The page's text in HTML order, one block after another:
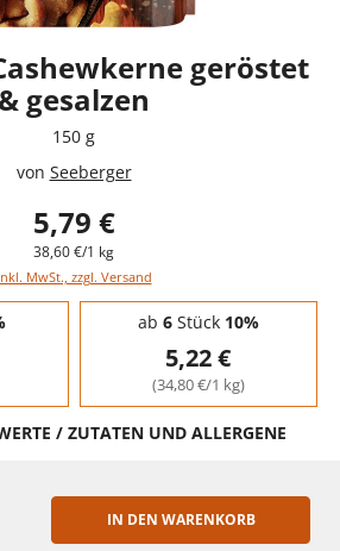
geröstet
& gesalzen
150 g
von Seeberger
5,79 €
38,60 €/1 kg
MwSt., zzgl. Versand
ab 6Stück 10%
5,22 €
(34,80 €/1 kg)
/ ZUTATEN UND ALLERGENE
ERHÖHEN
IN DEN WARENKORB